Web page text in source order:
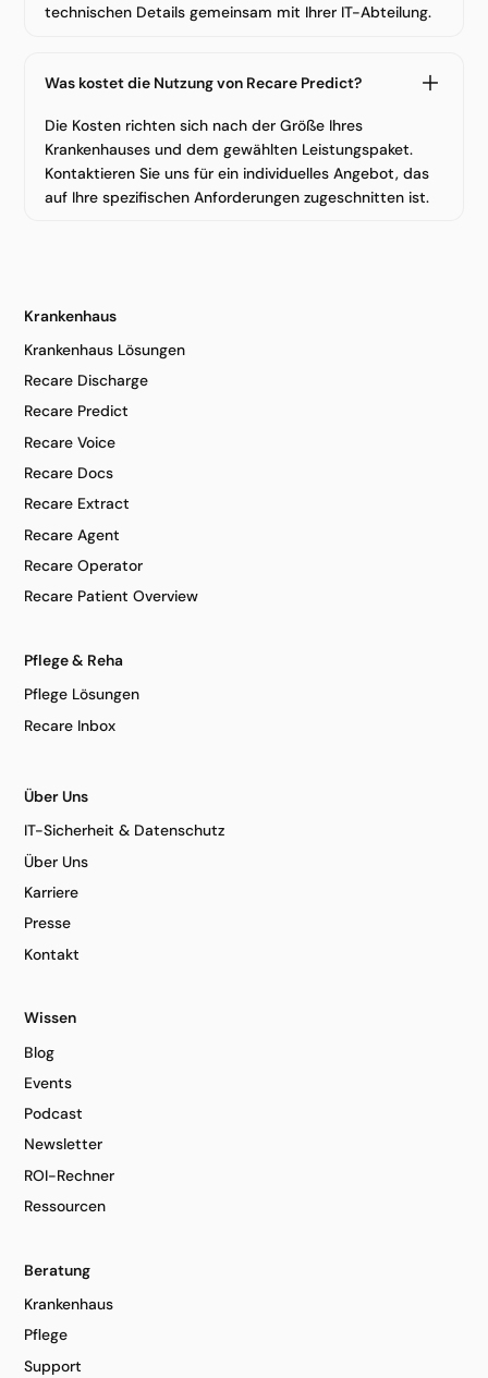
technischen Details gemeinsam mit Ihrer IT-Abteilung.
Was kostet die Nutzung von Recare Predict?
Die Kosten richten sich nach der Größe Ihres
Krankenhauses und dem gewählten Leistungspaket.
Kontaktieren Sie uns für ein individuelles Angebot, das
auf Ihre spezifischen Anforderungen zugeschnitten ist.
Krankenhaus
Krankenhaus Lösungen
Recare Discharge
Recare Predict
Recare Voice
Recare Docs
Recare Extract
Recare Agent
Recare Operator
Recare Patient Overview
Pflege & Reha
Pflege Lösungen
Recare Inbox
Über Uns
IT-Sicherheit & Datenschutz
Über Uns
Karriere
Presse
Kontakt
Wissen
Blog
Events
Podcast
Newsletter
ROI-Rechner
Ressourcen
Beratung
Krankenhaus
Pflege
Support